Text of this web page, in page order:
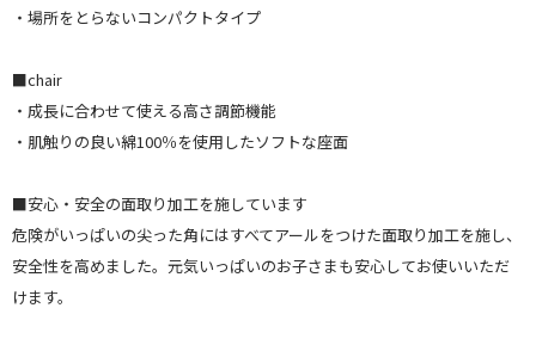
・場所をとらないコンパクトタイプ
■chair
・成長に合わせて使える高さ調節機能
・肌触りの良い綿100％を使用したソフトな座面
■安心・安全の面取り加工を施しています
危険がいっぱいの尖った角にはすべてアールをつけた面取り加工を施し、
安全性を高めました。元気いっぱいのお子さまも安心してお使いいただ
けます。